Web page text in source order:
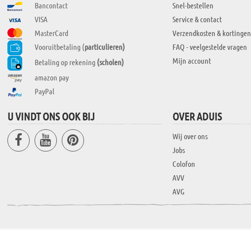
Bancontact
VISA
MasterCard
Vooruitbetaling (particulieren)
Betaling op rekening (scholen)
amazon pay
PayPal
Snel-bestellen
Service & contact
Verzendkosten & kortingen
FAQ - veelgestelde vragen
Mijn account
U VINDT ONS OOK BIJ OVER ADUIS
Wij over ons
Jobs
Colofon
AVV
AVG